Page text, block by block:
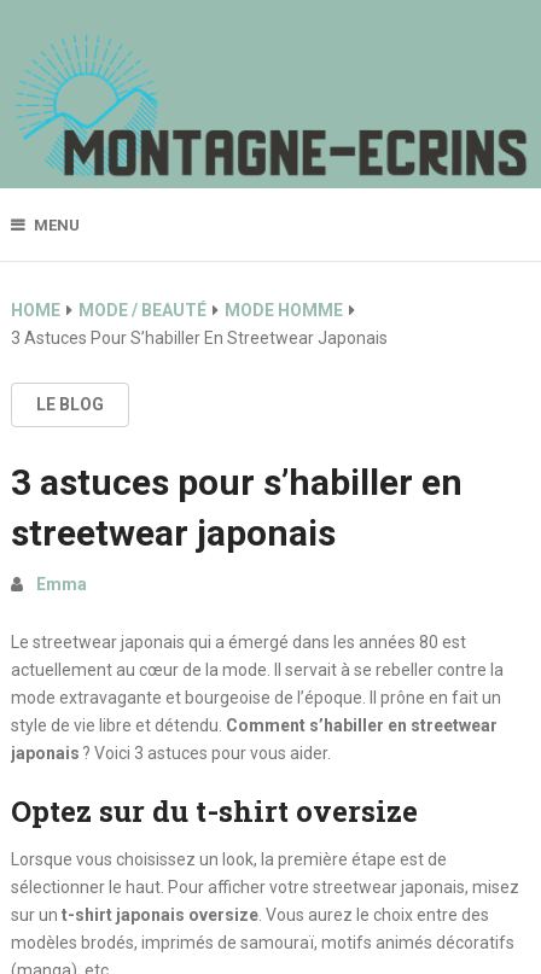
MENU
HOME MODE / BEAUTÉ
MODE HOMME
3 Astuces Pour S’habiller En Streetwear Japonais
LE BLOG
3 astuces pour s’habiller en
streetwear japonais
Emma
Le streetwear japonais qui a émergé dans les années 80 est
actuellement au cœur de la mode. Il servait à se rebeller contre la
mode extravagante et bourgeoise de l’époque. Il prône en fait un
style de vie libre et détendu. Comment s’habiller en streetwear
japonais ? Voici 3 astuces pour vous aider.
Optez sur du t-shirt oversize
Lorsque vous choisissez un look, la première étape est de
sélectionner le haut. Pour afficher votre streetwear japonais, misez
sur un t-shirt japonais oversize. Vous aurez le choix entre des
modèles brodés, imprimés de samouraï, motifs animés décoratifs